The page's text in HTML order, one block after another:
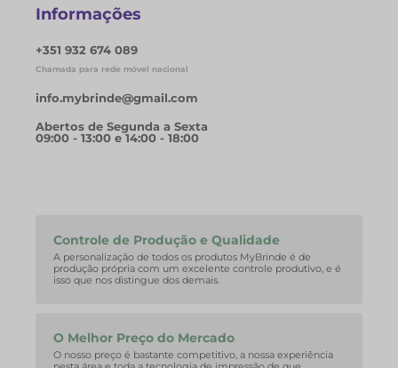
Informações
+351 932 674 089
Chamada para rede móvel nacional
info.mybrinde@gmail.com
Abertos de Segunda a Sexta
09:00 - 13:00 e 14:00 - 18:00
Controle de Produção e Qualidade
A personalização de todos os produtos MyBrinde é de
produção própria com um excelente controle produtivo, e é
isso que nos distingue dos demais.
O Melhor Preço do Mercado
O nosso preço é bastante competitivo, a nossa experiência